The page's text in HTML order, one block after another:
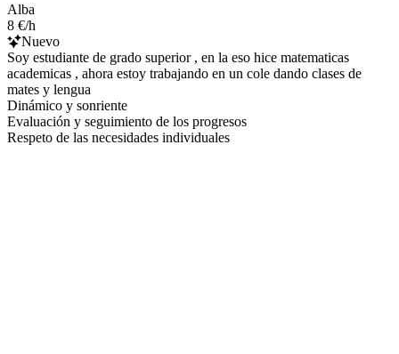
Alba
8 €/h
Nuevo
Soy estudiante de grado superior , en la eso hice matematicas
academicas , ahora estoy trabajando en un cole dando clases de
mates y lengua
Dinámico y sonriente
Evaluación y seguimiento de los progresos
Respeto de las necesidades individuales